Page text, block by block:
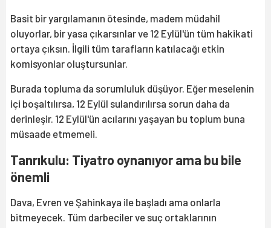
Basit bir yargılamanın ötesinde, madem müdahil
oluyorlar, bir yasa çıkarsınlar ve 12 Eylül'ün tüm hakikati
ortaya çıksın. İlgili tüm tarafların katılacağı etkin
komisyonlar oluştursunlar.
Burada topluma da sorumluluk düşüyor. Eğer meselenin
içi boşaltılırsa, 12 Eylül sulandırılırsa sorun daha da
derinleşir. 12 Eylül'ün acılarını yaşayan bu toplum buna
müsaade etmemeli.
Tanrıkulu: Tiyatro oynanıyor ama bu bile
önemli
Dava, Evren ve Şahinkaya ile başladı ama onlarla
bitmeyecek. Tüm darbeciler ve suç ortaklarının